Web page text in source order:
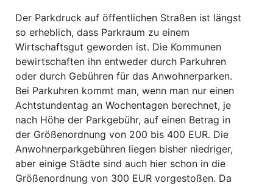
Der Parkdruck auf öffentlichen Straßen ist längst
so erheblich, dass Parkraum zu einem
Wirtschaftsgut geworden ist. Die Kommunen
bewirtschaften ihn entweder durch Parkuhren
oder durch Gebühren für das Anwohnerparken.
Bei Parkuhren kommt man, wenn man nur einen
Achtstundentag an Wochentagen berechnet, je
nach Höhe der Parkgebühr, auf einen Betrag in
der Größenordnung von 200 bis 400 EUR. Die
Anwohnerparkgebühren liegen bisher niedriger,
aber einige Städte sind auch hier schon in die
Größenordnung von 300 EUR vorgestoßen. Da